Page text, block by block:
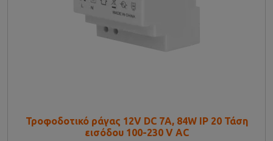
Τροφοδοτικό ράγας 12V DC 7A, 84W IP 20 Τάση
εισόδου 100-230 V AC